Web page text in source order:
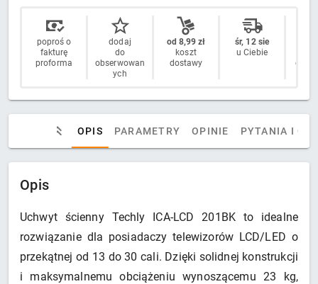
poproś o
fakturę
proforma
dodaj
do
obserwowan
ych
od 8,99 zł
koszt
dostawy
śr, 12 sie
u Ciebie
OPIS PARAMETRY OPINIE PYTANIA I
Opis
Uchwyt ścienny Techly ICA-LCD 201BK to idealne
rozwiązanie dla posiadaczy telewizorów LCD/LED o
przekątnej od 13 do 30 cali. Dzięki solidnej konstrukcji
i maksymalnemu obciążeniu wynoszącemu 23 kg,